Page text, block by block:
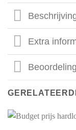
Extra